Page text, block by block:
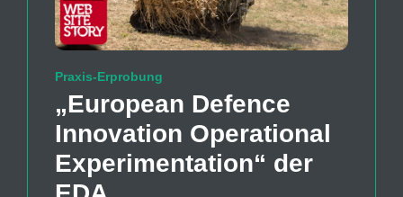
Praxis-Erprobung
„European Defence
Innovation Operational
Experimentation“ der